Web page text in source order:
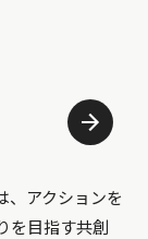
アクションを
を目指す共創